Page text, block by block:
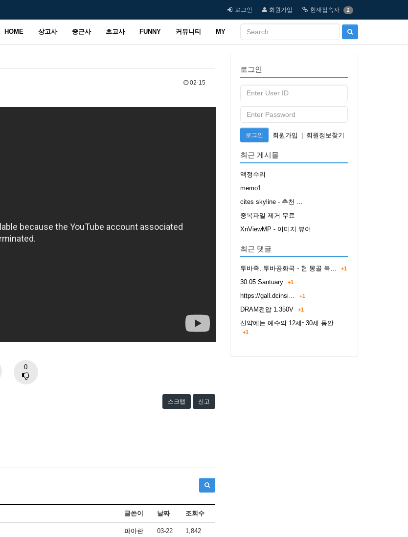
로그인 회원가입 현재접속자 2
HOME 상고사 중근사 초고사 FUNNY 커뮤니티 MY
02-15
0
스크랩 신고
글쓴이 날짜 조회수
파아란 03-22 1,842
로그인
로그인 회원가입 회원정보찾기
최근 게시물
액정수리
memo1
cites skyline - 추천 …
중복파일 제거 무료
XnViewMP - 이미지 뷰어
최근 댓글
투바족, 투바공화국 - 현 몽골 북… +1
30:05 Santuary +1
https://gall.dcinsi… +1
DRAM전압 1.350V +1
신약에는 예수의 12세~30세 동안…
+1